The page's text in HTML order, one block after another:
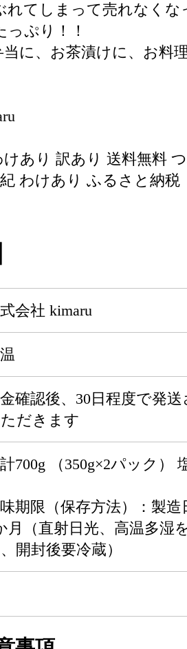
てしまって売れなくな
ぷり！！
に、お茶漬けに、お料
あり 訳あり 送料無料
わけあり ふるさと納税
会社 kimaru
確認後、30日程度で発送
だきます
700g （350g×2パック）
期限（保存方法）：製造
月（直射日光、高温多湿
開封後要冷蔵）